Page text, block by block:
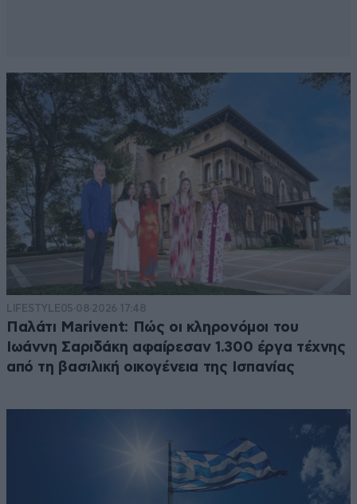
LIFESTYLE05·08·2026 17:48
Παλάτι Marivent: Πώς οι κληρονόμοι του
Ιωάννη Σαριδάκη αφαίρεσαν 1.300 έργα τέχνης
από τη βασιλική οικογένεια της Ισπανίας